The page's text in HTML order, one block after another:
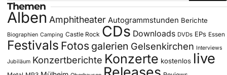
Themen
Alben Amphitheater Autogrammstunden Berichte
Biographien Camping Castle Rock CDs Downloads DVDs EPs Essen
Festivals Fotos galerien Gelsenkirchen Interviews
Jubiläum Konzertberichte Konzerte kostenlos live